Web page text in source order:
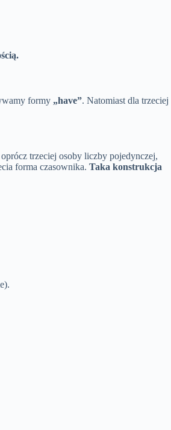
formy „have”. Natomiast dla trzeciej
trzeciej osoby liczby pojedynczej,
forma czasownika. Taka konstrukcja